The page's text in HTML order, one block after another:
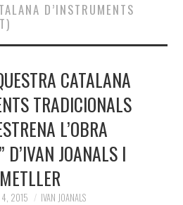
D’INSTRUMENTS
CATALANA
TRADICIONALS
L’OBRA
D’IVAN JOANALS I
4, 2015 IVAN JOANALS